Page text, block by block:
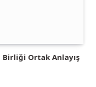
Ortak Anlayış